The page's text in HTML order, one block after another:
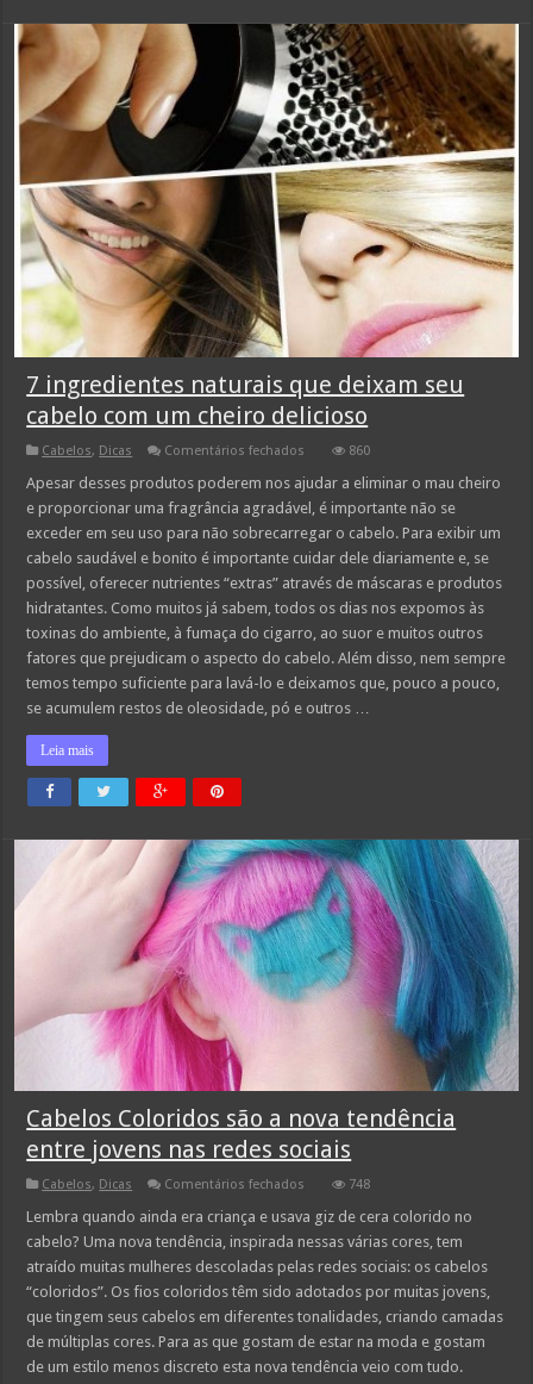
7 ingredientes naturais que deixam seu
cabelo com um cheiro delicioso
Cabelos, Dicas Comentários fechados
ingredientes
naturais
que
deixam
seu
cabelo
com
um
cheiro
860
Apesar desses produtos poderem nos ajudar a eliminar o mau cheiro
e proporcionar uma fragrância agradável, é importante não se
exceder em seu uso para não sobrecarregar o cabelo. Para exibir um
cabelo saudável e bonito é importante cuidar dele diariamente e, se
possível, oferecer nutrientes “extras” através de máscaras e produtos
hidratantes. Como muitos já sabem, todos os dias nos expomos às
toxinas do ambiente, à fumaça do cigarro, ao suor e muitos outros
fatores que prejudicam o aspecto do cabelo. Além disso, nem sempre
temos tempo suficiente para lavá-lo e deixamos que, pouco a pouco,
se acumulem restos de oleosidade, pó e outros …
Leia mais
Cabelos Coloridos são a nova tendência
entre jovens nas redes sociais
Cabelos, Dicas Comentários fechados
Coloridos
são
a
nova
tendência
entre
jovens
nas
redes
748
Lembra quando ainda era criança e usava giz de cera colorido no
cabelo? Uma nova tendência, inspirada nessas várias cores, tem
atraído muitas mulheres descoladas pelas redes sociais: os cabelos
“coloridos”. Os fios coloridos têm sido adotados por muitas jovens,
que tingem seus cabelos em diferentes tonalidades, criando camadas
de múltiplas cores. Para as que gostam de estar na moda e gostam
de um estilo menos discreto esta nova tendência veio com tudo.